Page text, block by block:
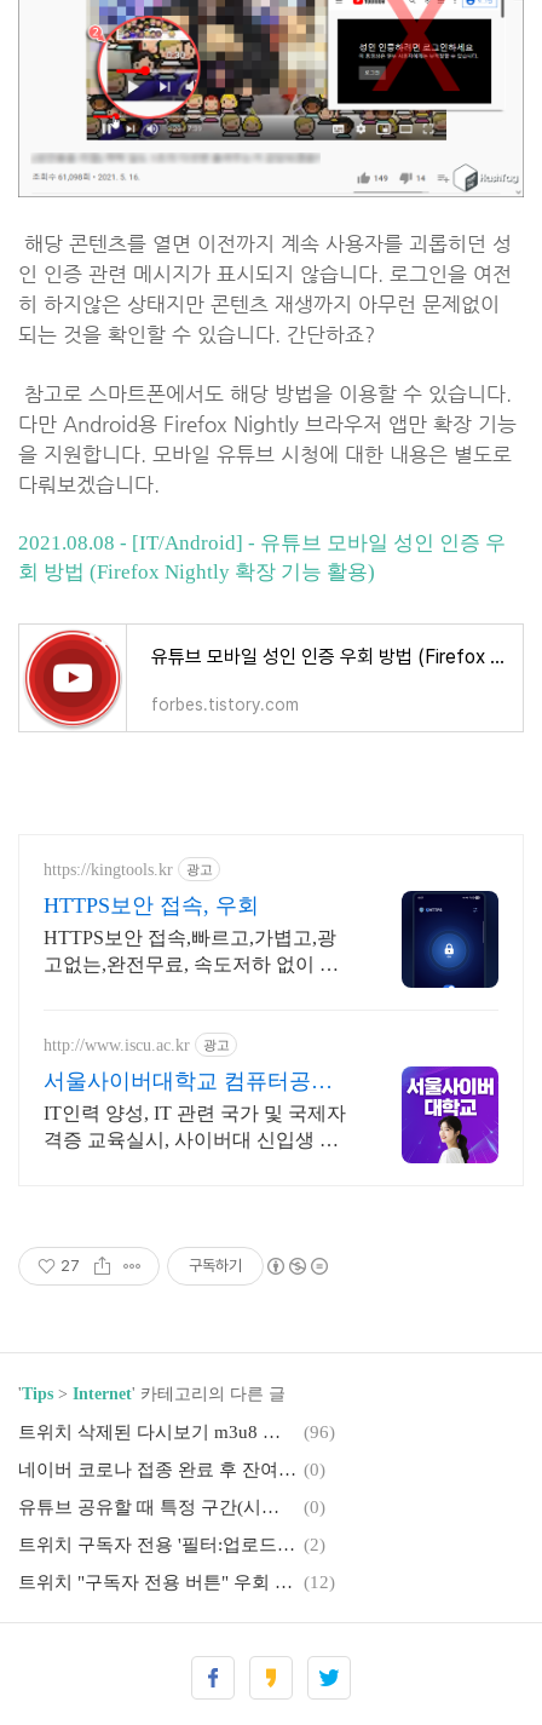
해당 콘텐츠를 열면 이전까지 계속 사용자를 괴롭히던 성
인 인증 관련 메시지가 표시되지 않습니다. 로그인을 여전
히 하지않은 상태지만 콘텐츠 재생까지 아무런 문제없이
되는 것을 확인할 수 있습니다. 간단하죠?
참고로 스마트폰에서도 해당 방법을 이용할 수 있습니다.
다만 Android용 Firefox Nightly 브라우저 앱만 확장 기능
을 지원합니다. 모바일 유튜브 시청에 대한 내용은 별도로
다뤄보겠습니다.
2021.08.08 - [IT/Android] - 유튜브 모바일 성인 인증 우
회 방법 (Firefox Nightly 확장 기능 활용)
유튜브 모바일 성인 인증 우회 방법 (Firefox Nightly 확장 기능 활용)
forbes.tistory.com
https://kingtools.kr 광고
HTTPS보안 접속, 우회
HTTPS보안 접속,빠르고,가볍고,광
고없는,완전무료, 속도저하 없이 접
http://www.iscu.ac.kr 광고
서울사이버대학교 컴퓨터공학
과 2026 가을학기 신편입생
IT인력 양성, IT 관련 국가 및 국제자
격증 교육실시, 사이버대 신입생 수 1
27 구독하기
'Tips > Internet' 카테고리의 다른 글
트위치 삭제된 다시보기 m3u8 링크 복구 방법 (TwitchRecover)
(96)
네이버 코로나 접종 완료 후 잔여 백신 예약 알림 해제 방법 (0)
유튜브 공유할 때 특정 구간(시간) 지정하여 전송하는 방법
(0)
트위치 구독자 전용 '필터:업로드' 영상 다운로드 방법 (m3u8 403 Forbidden 해결법) (2)
트위치 "구독자 전용 버튼" 우회 썸네일 추출, 검색으로 쉽게 찾는 방법
(12)
유튜브 영상 및 음원 다운로드 방법 (YouTube Playlist 한 번에 받기) (3)
트위치 하이라이트 영상 다운로드 방법 (m3u8 403 Forbidden 오류 해결)
(15)
히토미 다운로더 설치 및 사용방법 (유튜브, 히토미 등 영상 및 이미지 추출)
(19)